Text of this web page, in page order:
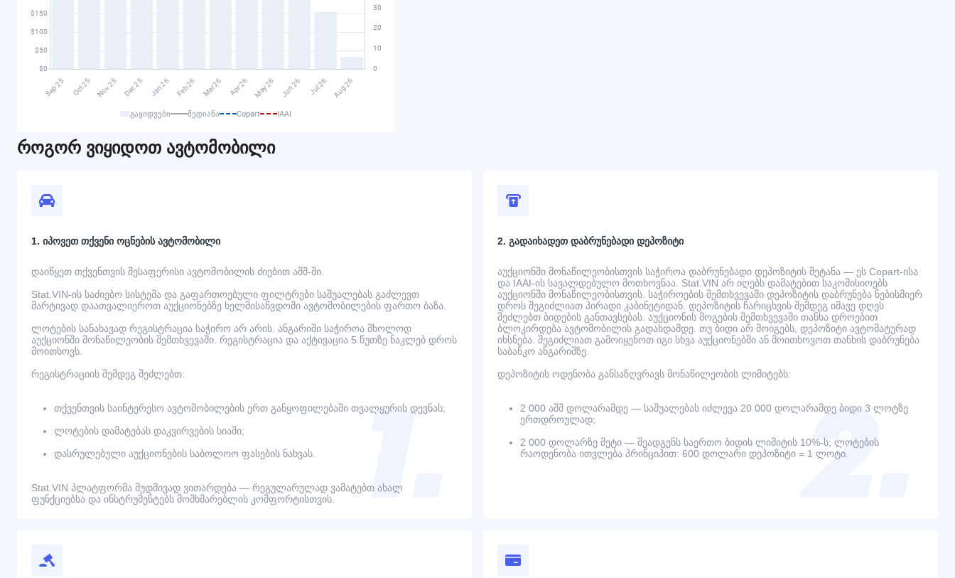
გაყიდვები მედიანა Copart IAAI
როგორ ვიყიდოთ ავტომობილი
1. იპოვეთ თქვენი ოცნების ავტომობილი
დაიწყეთ თქვენთვის შესაფერისი ავტომობილის ძიებით აშშ-ში.
Stat.VIN-ის საძიებო სისტემა და გაფართოებული ფილტრები საშუალებას გაძლევთ
მარტივად დაათვალიეროთ აუქციონებზე ხელმისაწვდომი ავტომობილების ფართო ბაზა.
ლოტების სანახავად რეგისტრაცია საჭირო არ არის. ანგარიში საჭიროა მხოლოდ
აუქციონში მონაწილეობის შემთხვევაში. რეგისტრაცია და აქტივაცია 5 წუთზე ნაკლებ დროს
მოითხოვს.
რეგისტრაციის შემდეგ შეძლებთ:
თქვენთვის საინტერესო ავტომობილების ერთ განყოფილებაში თვალყურის დევნას;
ლოტების დამატებას დაკვირვების სიაში;
დასრულებული აუქციონების საბოლოო ფასების ნახვას.
Stat.VIN პლატფორმა მუდმივად ვითარდება — რეგულარულად ვამატებთ ახალ
ფუნქციებსა და ინსტრუმენტებს მომხმარებლის კომფორტისთვის.
2. გადაიხადეთ დაბრუნებადი დეპოზიტი
აუქციონში მონაწილეობისთვის საჭიროა დაბრუნებადი დეპოზიტის შეტანა — ეს Copart-ისა
და IAAI-ის სავალდებულო მოთხოვნაა. Stat.VIN არ იღებს დამატებით საკომისიოებს
აუქციონში მონაწილეობისთვის. საჭიროების შემთხვევაში დეპოზიტის დაბრუნება ნებისმიერ
დროს შეგიძლიათ პირადი კაბინეტიდან. დეპოზიტის ჩარიცხვის შემდეგ იმავე დღეს
შეძლებთ ბიდების განთავსებას. აუქციონის მოგების შემთხვევაში თანხა დროებით
ბლოკირდება ავტომობილის გადახდამდე. თუ ბიდი არ მოიგებს, დეპოზიტი ავტომატურად
იხსნება. შეგიძლიათ გამოიყენოთ იგი სხვა აუქციონებში ან მოითხოვოთ თანხის დაბრუნება
საბანკო ანგარიშზე.
დეპოზიტის ოდენობა განსაზღვრავს მონაწილეობის ლიმიტებს:
2 000 აშშ დოლარამდე — საშუალებას იძლევა 20 000 დოლარამდე ბიდი 3 ლოტზე
ერთდროულად;
2 000 დოლარზე მეტი — შეადგენს საერთო ბიდის ლიმიტის 10%-ს; ლოტების
რაოდენობა ითვლება პრინციპით: 600 დოლარი დეპოზიტი = 1 ლოტი.